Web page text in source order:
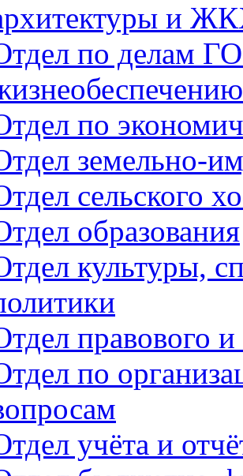
и
по делам
по
земельно-
сельского
образования
культуры,
правового
по
учёта и